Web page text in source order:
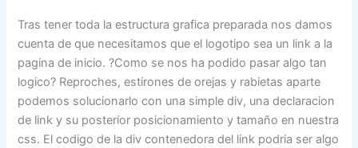
Tras tener toda la estructura grafica preparada nos damos
cuenta de que necesitamos que el logotipo sea un link a la
pagina de inicio. ?Como se nos ha podido pasar algo tan
logico? Reproches, estirones de orejas y rabietas aparte
podemos solucionarlo con una simple div, una declaracion
de link y su posterior posicionamiento y tamaño en nuestra
css. El codigo de la div contenedora del link podria ser algo